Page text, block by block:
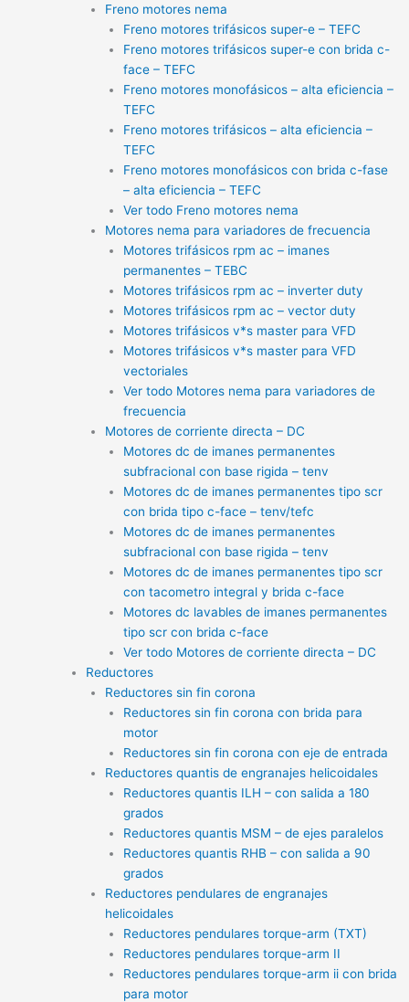
Freno motores nema
Freno motores trifásicos super-e – TEFC
Freno motores trifásicos super-e con brida c-
face – TEFC
Freno motores monofásicos – alta eficiencia –
TEFC
Freno motores trifásicos – alta eficiencia –
TEFC
Freno motores monofásicos con brida c-fase
– alta eficiencia – TEFC
Ver todo Freno motores nema
Motores nema para variadores de frecuencia
Motores trifásicos rpm ac – imanes
permanentes – TEBC
Motores trifásicos rpm ac – inverter duty
Motores trifásicos rpm ac – vector duty
Motores trifásicos v*s master para VFD
Motores trifásicos v*s master para VFD
vectoriales
Ver todo Motores nema para variadores de
frecuencia
Motores de corriente directa – DC
Motores dc de imanes permanentes
subfracional con base rigida – tenv
Motores dc de imanes permanentes tipo scr
con brida tipo c-face – tenv/tefc
Motores dc de imanes permanentes
subfracional con base rigida – tenv
Motores dc de imanes permanentes tipo scr
con tacometro integral y brida c-face
Motores dc lavables de imanes permanentes
tipo scr con brida c-face
Ver todo Motores de corriente directa – DC
Reductores
Reductores sin fin corona
Reductores sin fin corona con brida para
motor
Reductores sin fin corona con eje de entrada
Reductores quantis de engranajes helicoidales
Reductores quantis ILH – con salida a 180
grados
Reductores quantis MSM – de ejes paralelos
Reductores quantis RHB – con salida a 90
grados
Reductores pendulares de engranajes
helicoidales
Reductores pendulares torque-arm (TXT)
Reductores pendulares torque-arm II
Reductores pendulares torque-arm ii con brida
para motor